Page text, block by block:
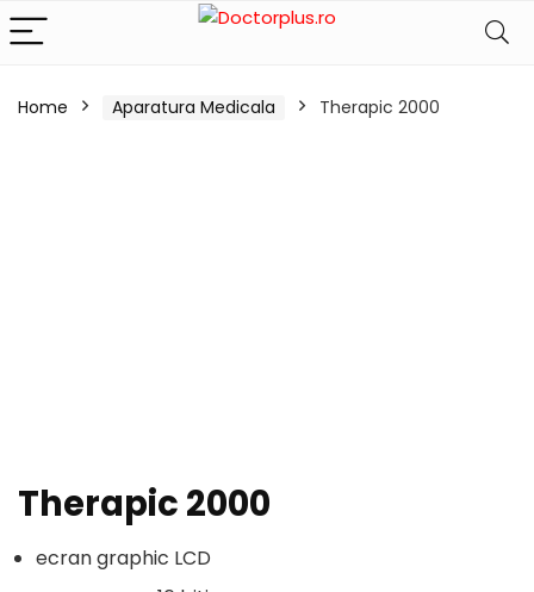
Home Aparatura Medicala Therapic 2000
Therapic 2000
ecran graphic LCD